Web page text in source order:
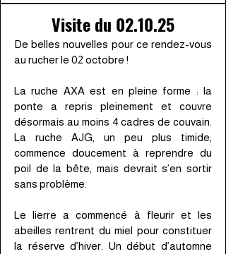
Visite du 02.10.25
De belles nouvelles pour ce rendez-vous
au rucher le 02 octobre !
La ruche AXA est en pleine forme : la
ponte a repris pleinement et couvre
désormais au moins 4 cadres de couvain.
La ruche AJG, un peu plus timide,
commence doucement à reprendre du
poil de la bête, mais devrait s’en sortir
sans problème.
Le lierre a commencé à fleurir et les
abeilles rentrent du miel pour constituer
la réserve d’hiver. Un début d’automne